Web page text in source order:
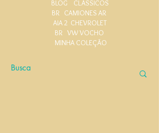
BLOG
CLÁSSICOS
BR CAMIONES AR
AIA 2 CHEVROLET
BR VW VOCHO
MINHA COLEÇÃO